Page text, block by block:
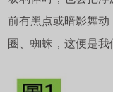
前有黑点或暗影舞动
圈、蜘蛛，这便是我